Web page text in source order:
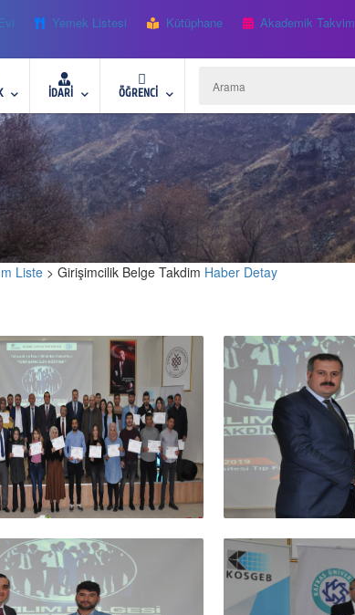
Yemek Listesi Kütüphane Akademik Takvim
İDARİ ÖĞRENCİ
Liste > Girişimcilik Belge Takdim Haber Detay